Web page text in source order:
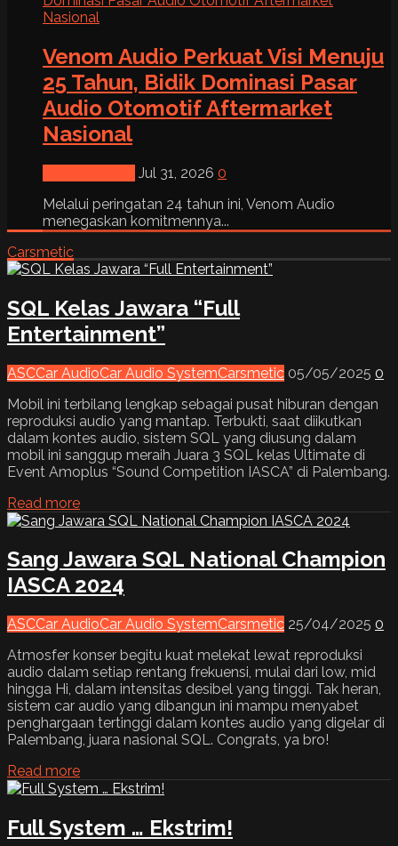
Venom Audio Perkuat Visi Menuju
25 Tahun, Bidik Dominasi Pasar
Audio Otomotif Aftermarket
Nasional
Jul 31, 2026 0
Melalui peringatan 24 tahun ini, Venom Audio
menegaskan komitmennya...
Carsmetic
SQL Kelas Jawara “Full
Entertainment”
ASCCar AudioCar Audio SystemCarsmetic 05/05/2025 0
Mobil ini terbilang lengkap sebagai pusat hiburan dengan
reproduksi audio yang mantap. Terbukti, saat diikutkan
dalam kontes audio, sistem SQL yang diusung dalam
mobil ini sanggup meraih Juara 3 SQL kelas Ultimate di
Event Amoplus “Sound Competition IASCA” di Palembang.
Read more
Sang Jawara SQL National Champion
IASCA 2024
ASCCar AudioCar Audio SystemCarsmetic 25/04/2025 0
Atmosfer konser begitu kuat melekat lewat reproduksi
audio dalam setiap rentang frekuensi, mulai dari low, mid
hingga Hi, dalam intensitas desibel yang tinggi. Tak heran,
sistem car audio yang dibangun ini mampu menyabet
penghargaan tertinggi dalam kontes audio yang digelar di
Palembang, juara nasional SQL. Congrats, ya bro!
Read more
Full System … Ekstrim!